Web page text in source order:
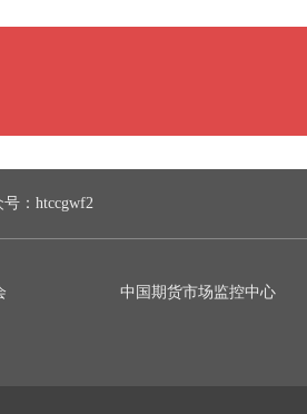
：htccgwf2
中国期货市场监控中心